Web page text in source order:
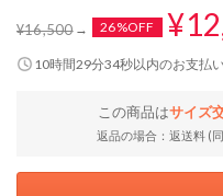
¥16,500 26%OFF
10時間29分33秒以内のお支払
この商品はサイズ
返品の場合：返送料 (